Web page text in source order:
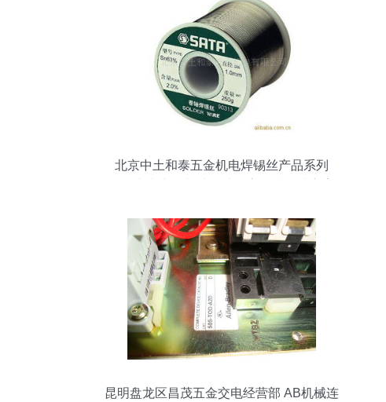
北京中土和泰五金机电焊锡丝产品系列
昆明盘龙区昌茂五金交电经营部 AB机械连